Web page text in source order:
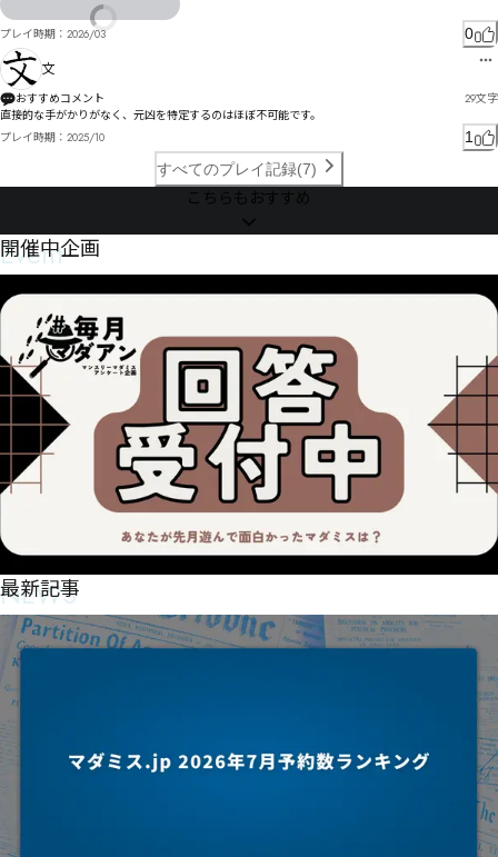
プレイ時期： 2026/03 0
文
おすすめコメント 29文字
直接的な手がかりがなく、元凶を特定するのはほぼ不可能です。
プレイ時期： 2025/10
1
すべてのプレイ記録(7)
こちらもおすすめ
Event
開催中企画
NEWS
最新記事